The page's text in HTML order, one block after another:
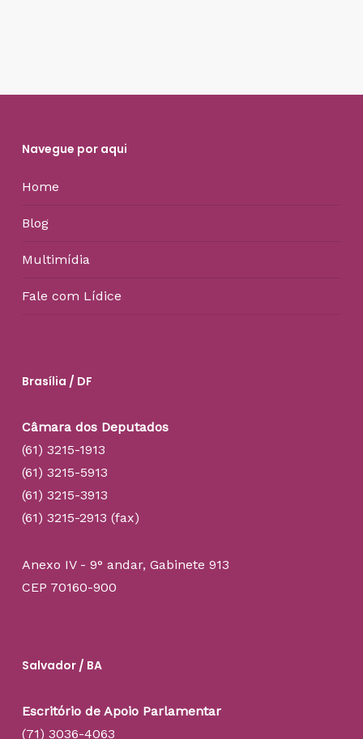
Navegue por aqui
Home
Blog
Multimídia
Fale com Lídice
Brasília / DF
Câmara dos Deputados
(61) 3215-1913
(61) 3215-5913
(61) 3215-3913
(61) 3215-2913 (fax)
Anexo IV - 9° andar, Gabinete 913
CEP 70160-900
Salvador / BA
Escritório de Apoio Parlamentar
(71) 3036-4063